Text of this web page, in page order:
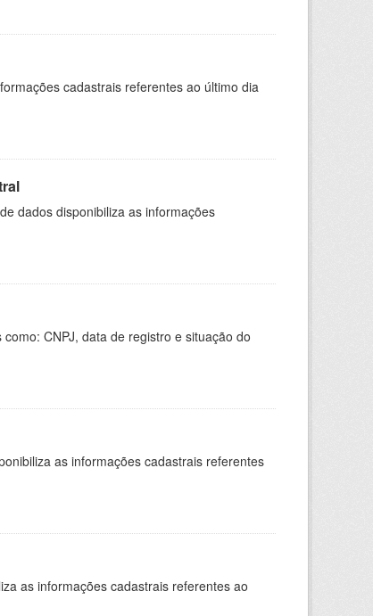
cadastrais referentes ao último dia
dados disponibiliza as informações
CNPJ, data de registro e situação do
as informações cadastrais referentes
as informações cadastrais referentes ao